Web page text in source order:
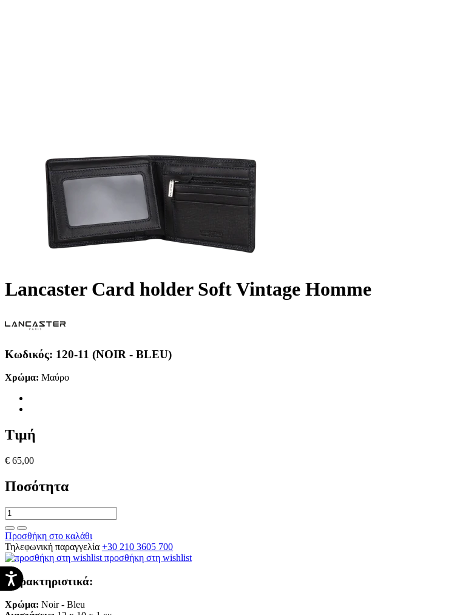
Lancaster Card holder Soft Vintage Homme
Κωδικός: 120-11 (NOIR - BLEU)
Χρώμα: Μαύρο
Τιμή
€ 65,00
Ποσότητα
Προσθήκη στο καλάθι
Τηλεφωνική παραγγελία +30 210 3605 700
προσθήκη στη wishlist
Χαρακτηριστικά:
Χρώμα: Noir - Bleu